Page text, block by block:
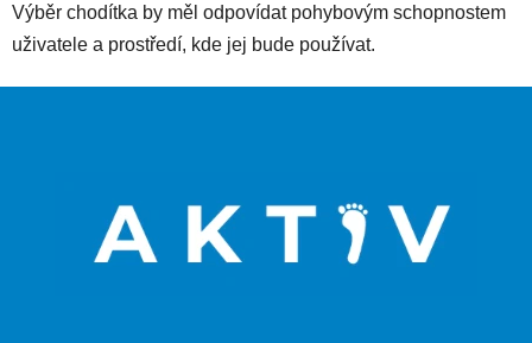
Výběr chodítka by měl odpovídat pohybovým schopnostem
uživatele a prostředí, kde jej bude používat.